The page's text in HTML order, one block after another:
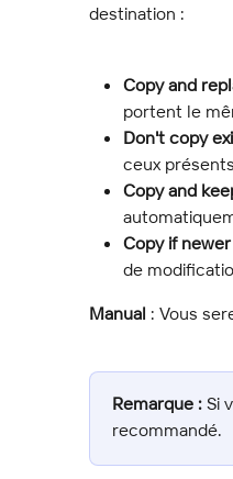
destination :
Copy and
portent le
Don't copy
ceux
Copy and
Copy if
de
Manual : Vous
Remarque : Si
recommandé.